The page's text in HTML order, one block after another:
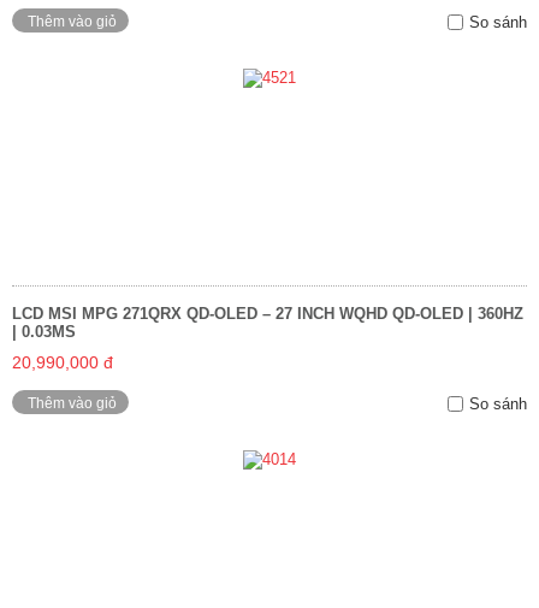
Thêm vào giỏ So sánh
LCD MSI MPG 271QRX QD-OLED – 27 INCH WQHD QD-OLED | 360HZ
| 0.03MS
20,990,000 đ
Thêm vào giỏ So sánh